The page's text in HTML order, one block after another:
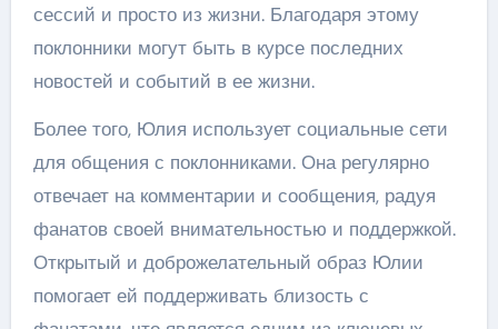
сессий и просто из жизни. Благодаря этому
поклонники могут быть в курсе последних
новостей и событий в ее жизни.
Более того, Юлия использует социальные сети
для общения с поклонниками. Она регулярно
отвечает на комментарии и сообщения, радуя
фанатов своей внимательностью и поддержкой.
Открытый и доброжелательный образ Юлии
помогает ей поддерживать близость с